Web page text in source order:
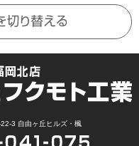
3 自由ヶ丘ヒルズ・楓